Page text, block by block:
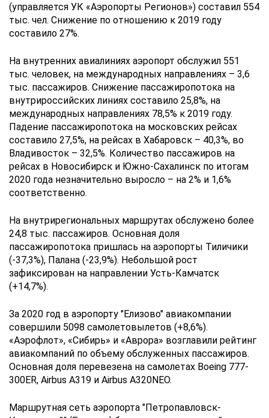
(управляется УК «Аэропорты Регионов») составил 554
тыс. чел. Снижение по отношению к 2019 году
составило 27%.
На внутренних авиалиниях аэропорт обслужил 551
тыс. человек, на международных направлениях – 3,6
тыс. пассажиров. Снижение пассажиропотока на
внутрироссийских линиях составило 25,8%, на
международных направлениях 78,5% к 2019 году.
Падение пассажиропотока на московских рейсах
составило 27,5%, на рейсах в Хабаровск – 40,3%, во
Владивосток – 32,5%. Количество пассажиров на
рейсах в Новосибирск и Южно-Сахалинск по итогам
2020 года незначительно выросло – на 2% и 1,6%
соответственно.
На внутрирегиональных маршрутах обслужено более
24,8 тыс. пассажиров. Основная доля
пассажиропотока пришлась на аэропорты Тиличики
(-37,3%), Палана (-23,9%). Небольшой рост
зафиксирован на направлении Усть-Камчатск
(+14,7%).
За 2020 год в аэропорту "Елизово" авиакомпании
совершили 5098 самолетовылетов (+8,6%).
«Аэрофлот», «Сибирь» и «Аврора» возглавили рейтинг
авиакомпаний по объему обслуженных пассажиров.
Основная доля перевезена на самолетах Boeing 777-
300ER, Airbus A319 и Airbus A320NEO.
Маршрутная сеть аэропорта "Петропавловск-